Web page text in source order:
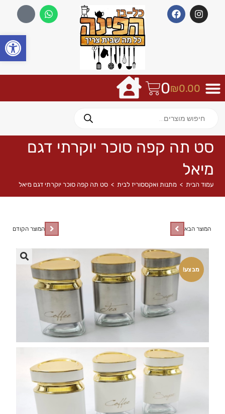
₪0.00
0
סט תה קפה סוכר יוקרתי דגם
מיאל
עמוד הבית > מתנות ואקססוריז לבית > סט תה קפה סוכר יוקרתי דגם מיאל
מבצע!
המוצר הקודם המוצר הבא